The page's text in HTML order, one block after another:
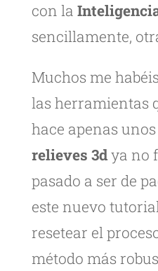
con la
sencillamente,
Muchos me
las herramientas
hace apenas
relieves 3dya no
pasado a ser de
este nuevo
resetear el
método más